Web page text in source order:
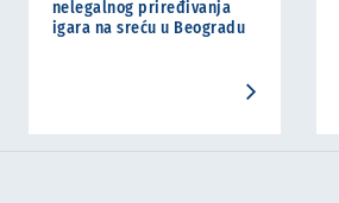
nelegalnog priređivanja
igara na sreću u Beogradu